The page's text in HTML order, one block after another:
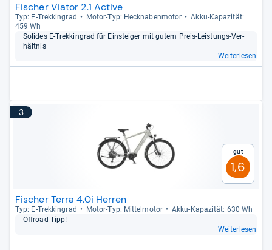
Fischer Viator 2.1 Active
Typ: E-​Trek­kin­grad Motor-​Typ: Heck­na­ben­mo­tor
Akku-​Kapa­zi­tät:
459 Wh
Soli­des E-​Trek­kin­grad für Ein­stei­ger mit gutem Preis-​Leis­tungs-​Ver­
hält­nis
Weiterlesen
3
Gut
1,6
Fischer Terra 4.0i Herren
Typ: E-​Trek­kin­grad Motor-​Typ: Mit­tel­mo­tor
Akku-​Kapa­zi­tät: 630 Wh
Offroad-​Tipp!
Weiterlesen